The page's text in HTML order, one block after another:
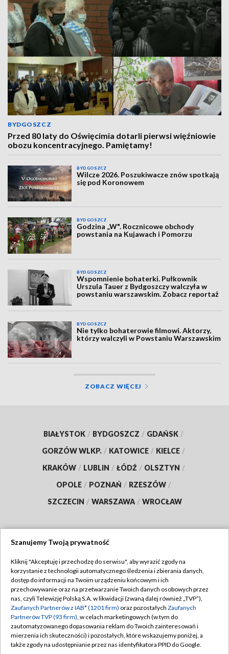
BYDGOSZCZ
Przed 80 laty do Oświęcimia dotarli pierwsi więźniowie
obozu koncentracyjnego. Pamiętamy!
BYDGOSZCZ
Wilcze 2026. Poszukiwacze znów spotkają
się pod Koronowem
BYDGOSZCZ
Godzina „W". Rocznicowe obchody
powstania na Kujawach i Pomorzu
BYDGOSZCZ
Wspomnienie bohaterki. Pułkownik
Urszula Tauer z Bydgoszczy walczyła w
powstaniu warszawskim. Zobacz reportaż
BYDGOSZCZ
Nie tylko bohaterowie filmowi. Aktorzy,
którzy walczyli w Powstaniu Warszawskim
ZOBACZ WIĘCEJ
BIAŁYSTOK / BYDGOSZCZ / GDAŃSK /
GORZÓW WLKP. / KATOWICE / KIELCE /
KRAKÓW / LUBLIN / ŁÓDŹ / OLSZTYN /
OPOLE / POZNAŃ / RZESZÓW /
SZCZECIN / WARSZAWA / WROCŁAW
TVP
Abonament TVP
Emisja w TVP
Centrum informacji TVP
Naziemna Telewizja Cyfrowa
Regulamin TVP
Polityka prywatności
Moje zgody
Pomoc
Szanujemy Twoją prywatność
Kliknij "Akceptuję i przechodzę do serwisu", aby wyrazić zgody na
korzystanie z technologii automatycznego śledzenia i zbierania danych,
dostęp do informacji na Twoim urządzeniu końcowym i ich
przechowywanie oraz na przetwarzanie Twoich danych osobowych przez
nas, czyli Telewizję Polską S.A. w likwidacji (zwaną dalej również „TVP”),
Zaufanych Partnerów z IAB* (1201 firm) oraz pozostałych Zaufanych
Partnerów TVP (93 firm), w celach marketingowych (w tym do
zautomatyzowanego dopasowania reklam do Twoich zainteresowań i
mierzenia ich skuteczności) i pozostałych, które wskazujemy poniżej, a
także zgody na udostępnianie przez nas identyfikatora PPID do Google.